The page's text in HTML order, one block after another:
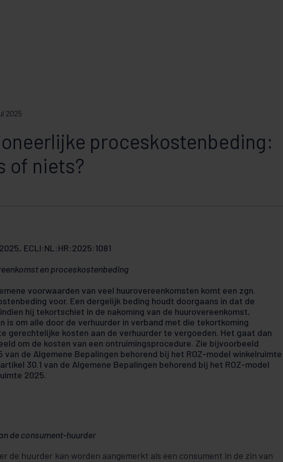
2025
proceskostenbeding:
of niets?
ECLI:NL:HR:2025:1081
en proceskostenbeding
voorwaarden van veel huurovereenkomsten komt een zgn.
voor. Een dergelijk beding houdt doorgaans in dat de
hij tekortschiet in de nakoming van de huurovereenkomst,
is om alle door de verhuurder in verband met die tekortkoming
gerechtelijke kosten aan de verhuurder te vergoeden. Het gaat dan
om de kosten van een ontruimingsprocedure. Zie bijvoorbeeld
van de Algemene Bepalingen behorend bij het ROZ-model winkelruimte
30.1 van de Algemene Bepalingen behorend bij het ROZ-model
2025.
de consument-huurder
de huurder kan worden aangemerkt als een consument in de zin van